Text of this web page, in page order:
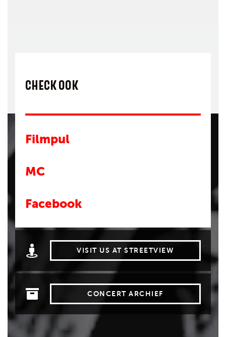
CHECK OOK
Filmpul
MC
Facebook
VISIT US AT STREETVIEW
CONCERT ARCHIEF